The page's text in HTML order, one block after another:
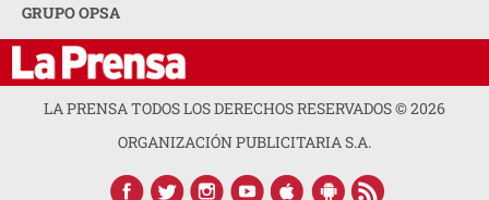
GRUPO OPSA
LA PRENSA TODOS LOS DERECHOS RESERVADOS ©2026
ORGANIZACIÓN PUBLICITARIA S.A.